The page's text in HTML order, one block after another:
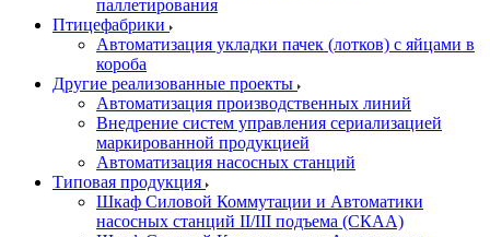
паллетирования
Птицефабрики
Автоматизация укладки пачек (лотков) с яйцами в
короба
Другие реализованные проекты
Автоматизация производственных линий
Внедрение систем управления сериализацией
маркированной продукцией
Автоматизация насосных станций
Типовая продукция
Шкаф Силовой Коммутации и Автоматики
насосных станций II/III подъема (СКАА)